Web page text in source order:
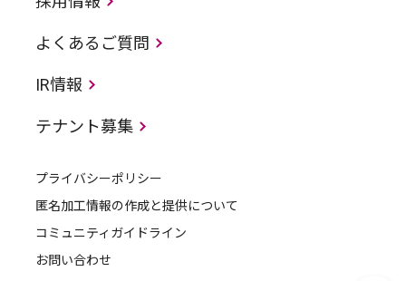
よくあるご質問
IR情報
テナント募集
プライバシーポリシー
匿名加工情報の作成と提供について
コミュニティガイドライン
お問い合わせ